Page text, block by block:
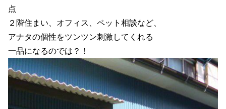
点
２階住まい、オフィス、ペット相談など、
アナタの個性をツンツン刺激してくれる
一品になるのでは？！